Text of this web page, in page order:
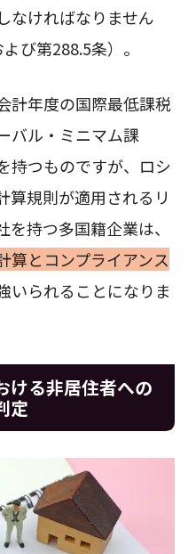
なければなりません
び第288.5条）。
計年度の国際最低課税
バル・ミニマム課
持つものですが、ロシ
算規則が適用されるリ
持つ多国籍企業は、
算とコンプライアンス
いられることになりま
ける非居住者への
定